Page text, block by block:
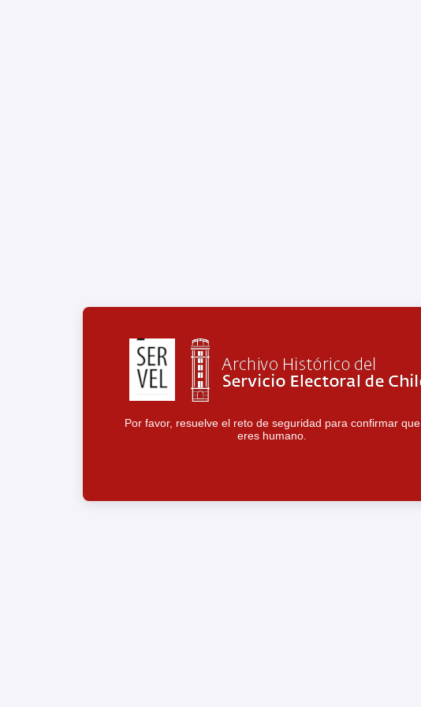
Por favor, resuelve el reto de seguridad para confirmar que
eres humano.